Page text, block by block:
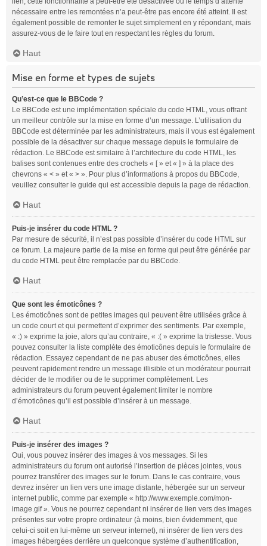
nécessaire entre les remontées n’a peut-être pas encore été atteint. Il est
également possible de remonter le sujet simplement en y répondant, mais
assurez-vous de le faire tout en respectant les règles du forum.
Haut
Mise en forme et types de sujets
Qu’est-ce que le BBCode ?
Le BBCode est une implémentation spéciale du code HTML, vous offrant
un meilleur contrôle sur la mise en forme d’un message. L’utilisation du
BBCode est déterminée par les administrateurs, mais il vous est également
possible de la désactiver sur chaque message depuis le formulaire de
rédaction. Le BBCode est similaire à l’architecture du code HTML, les
balises sont contenues entre des crochets « [ » et « ] » à la place des
chevrons « < » et « > ». Pour plus d’informations à propos du BBCode,
veuillez consulter le guide qui est accessible depuis la page de rédaction.
Haut
Puis-je insérer du code HTML ?
Par mesure de sécurité, il n’est pas possible d’insérer du code HTML sur
ce forum. La majeure partie de la mise en forme qui peut être générée par
du code HTML peut être remplacée par du BBCode.
Haut
Que sont les émoticônes ?
Les émoticônes sont de petites images qui peuvent être utilisées grâce à
un code court et qui permettent d’exprimer des sentiments. Par exemple,
« :) » exprime la joie, alors qu’au contraire, « :( » exprime la tristesse. Vous
pouvez consulter la liste complète des émoticônes depuis le formulaire de
rédaction. Essayez cependant de ne pas abuser des émoticônes, elles
peuvent rapidement rendre un message illisible et un modérateur pourrait
décider de le modifier ou de le supprimer complètement. Les
administrateurs du forum peuvent également limiter le nombre
d’émoticônes qu’il est possible d’insérer à un message.
Haut
Puis-je insérer des images ?
Oui, vous pouvez insérer des images à vos messages. Si les
administrateurs du forum ont autorisé l’insertion de pièces jointes, vous
pourrez transférer des images sur le forum. Dans le cas contraire, vous
devrez insérer un lien vers une image distante, hébergée sur un serveur
internet public, comme par exemple « http://www.exemple.com/mon-
image.gif ». Vous ne pourrez cependant ni insérer de lien vers des images
présentes sur votre propre ordinateur (à moins, bien évidemment, que
celui-ci soit en lui-même un serveur internet), ni insérer de lien vers des
images hébergées derrière un quelconque système d’authentification,